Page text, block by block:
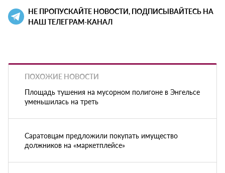
НЕ ПРОПУСКАЙТЕ НОВОСТИ, ПОДПИСЫВАЙТЕСЬ НА
НАШ ТЕЛЕГРАМ-КАНАЛ
ПОХОЖИЕ НОВОСТИ
Площадь тушения на мусорном полигоне в Энгельсе
уменьшилась на треть
Саратовцам предложили покупать имущество
должников на «маркетплейсе»